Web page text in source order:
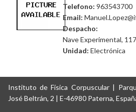
Telefono: 963543700
Email:
Despacho:
Nave Experimental, 117
Unidad: Electrónica
Instituto de Física Corpuscular |
José Beltrán, 2 | E-46980 Paterna,